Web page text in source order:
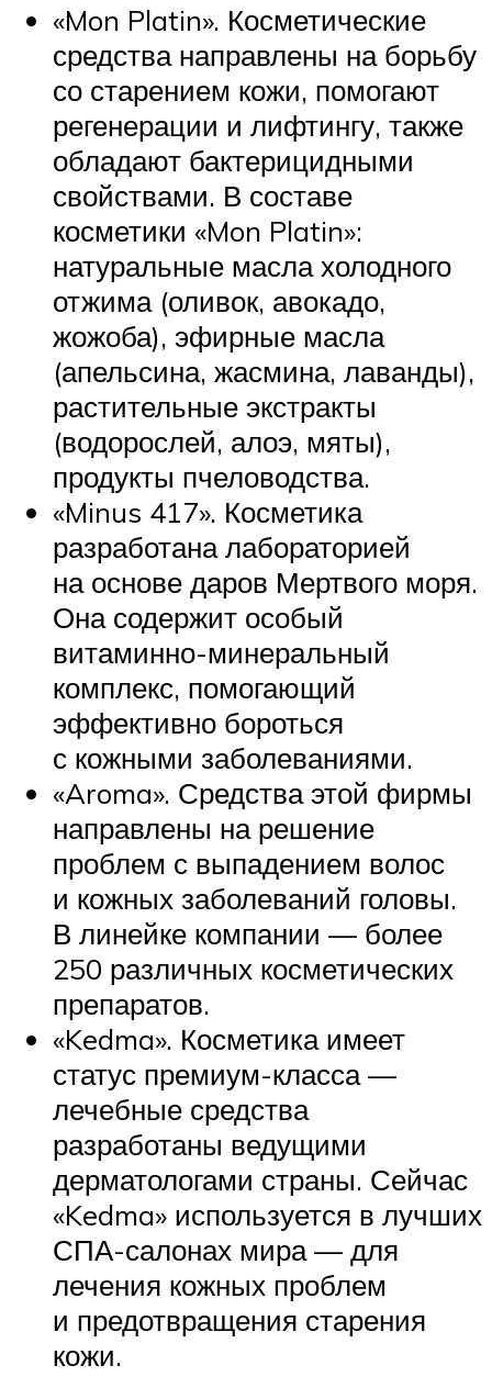
«Mon Platin». Косметические
средства направлены на борьбу
со старением кожи, помогают
регенерации и лифтингу, также
обладают бактерицидными
свойствами. В составе
косметики «Mon Platin»:
натуральные масла холодного
отжима (оливок, авокадо,
жожоба), эфирные масла
(апельсина, жасмина, лаванды),
растительные экстракты
(водорослей, алоэ, мяты),
продукты пчеловодства.
«Minus 417». Косметика
разработана лабораторией
на основе даров Мертвого моря.
Она содержит особый
витаминно-минеральный
комплекс, помогающий
эффективно бороться
с кожными заболеваниями.
«Aroma». Средства этой фирмы
направлены на решение
проблем с выпадением волос
и кожных заболеваний головы.
В линейке компании — более
250 различных косметических
препаратов.
«Kedma». Косметика имеет
статус премиум-класса —
лечебные средства
разработаны ведущими
дерматологами страны. Сейчас
«Kedma» используется в лучших
СПА-салонах мира — для
лечения кожных проблем
и предотвращения старения
кожи.